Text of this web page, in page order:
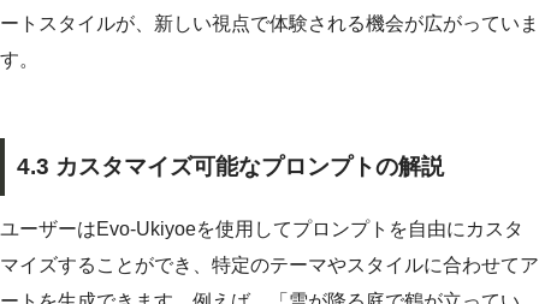
ートスタイルが、新しい視点で体験される機会が広がっていま
す。
4.3 カスタマイズ可能なプロンプトの解説
ユーザーはEvo-Ukiyoeを使用してプロンプトを自由にカスタ
マイズすることができ、特定のテーマやスタイルに合わせてア